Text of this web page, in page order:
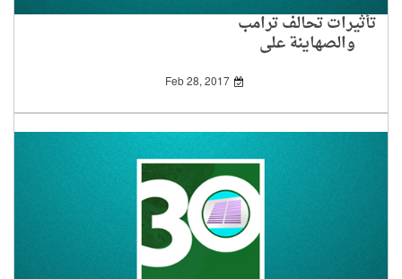
تأثيرات تحالف ترامب
والصهاينة على
الفلسطينيين
Feb 28, 2017